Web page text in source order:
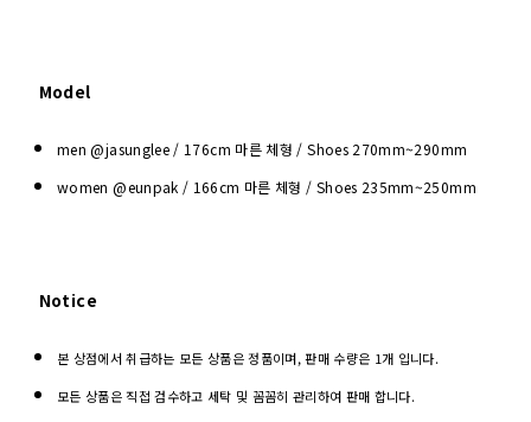
Model
men @jasunglee / 176cm 마른 체형 / Shoes 270mm~290mm
women @eunpak / 166cm 마른 체형 / Shoes 235mm~250mm
Notice
본 상점에서 취급하는 모든 상품은 정품이며, 판매 수량은 1개 입니다.
모든 상품은 직접 검수하고 세탁 및 꼼꼼히 관리하여 판매 합니다.